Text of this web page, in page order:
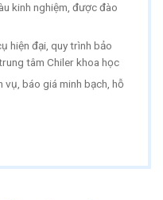
kinh nghiệm, được đào
hiện đại, quy trình bảo
tâm Chiler khoa học
báo giá minh bạch, hỗ